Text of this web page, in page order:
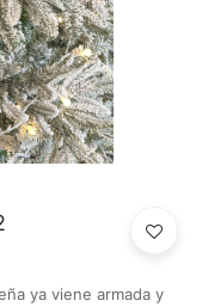
ya viene armada y